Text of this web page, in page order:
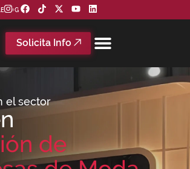
BLOG
Solicita Info
el sector
de